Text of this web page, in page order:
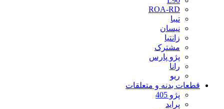
ROA-RD
تیبا
نیسان
زانتیا
مشترک
پژو پارس
رانا
ریو
قطعات بدنه و متعلقات
پژو 405
پراید